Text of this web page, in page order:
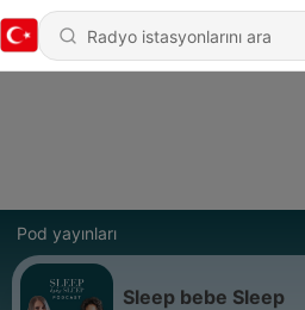
Pod yayınları
Sleep bebe Sleep